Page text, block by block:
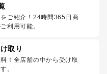
ご紹介！24時間365日商
利用可能。
取り
！全店舗の中から受け取
。